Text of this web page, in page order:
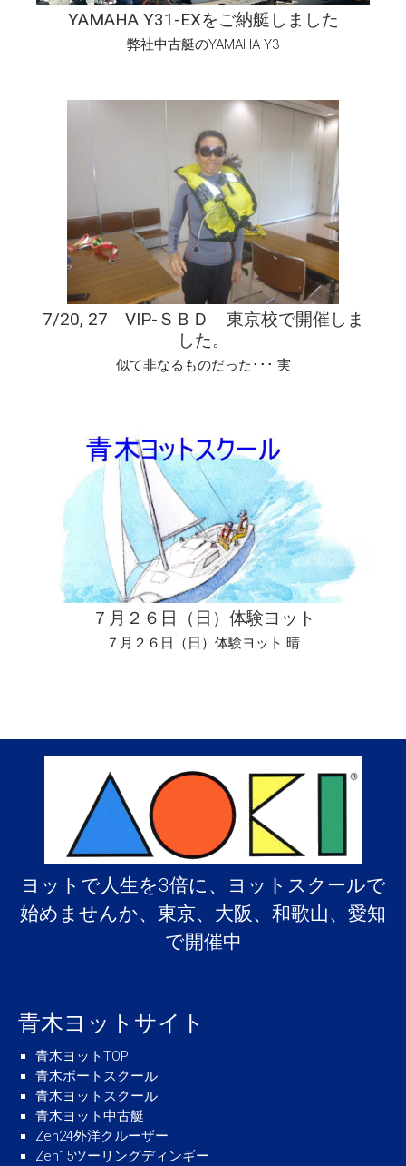
YAMAHA Y31-EXをご納艇しました
弊社中古艇のYAMAHA Y3
7/20, 27 VIP-ＳＢＤ 東京校で開催しま
した。
似て非なるものだった･･･ 実
７月２６日（日）体験ヨット
７月２６日（日）体験ヨット 晴
ヨットで人生を3倍に、ヨットスクールで
始めませんか、東京、大阪、和歌山、愛知
で開催中
青木ヨットサイト
青木ヨットTOP
青木ボートスクール
青木ヨットスクール
青木ヨット中古艇
Zen24外洋クルーザー
Zen15ツーリングディンギー